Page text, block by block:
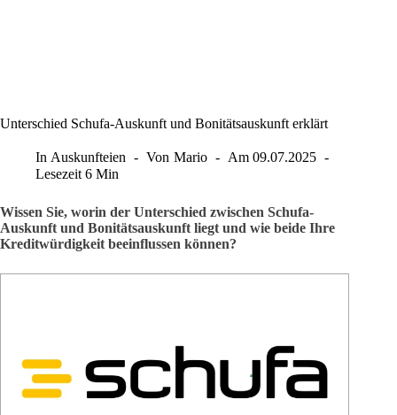
Unterschied Schufa-Auskunft und Bonitätsauskunft erklärt
In Auskunfteien Von Mario Am 09.07.2025
Lesezeit 6 Min
Wissen Sie, worin der Unterschied zwischen Schufa-
Auskunft und Bonitätsauskunft liegt und wie beide Ihre
Kreditwürdigkeit beeinflussen können?